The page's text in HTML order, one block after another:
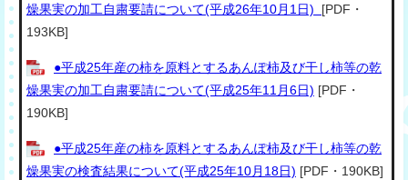
燥果実の加工自粛要請について(平成26年10月1日) [PDF・
193KB]
●平成25年産の柿を原料とするあんぽ柿及び干し柿等の乾
燥果実の加工自粛要請について(平成25年11月6日) [PDF・
190KB]
●平成25年産の柿を原料とするあんぽ柿及び干し柿等の乾
燥果実の検査結果について(平成25年10月18日) [PDF・190KB]